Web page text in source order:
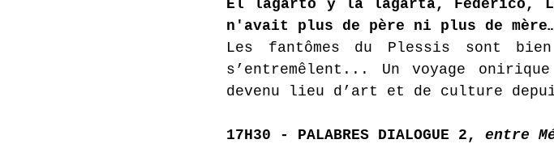
El lagarto y la lagarta, Federico,
n'avait plus de père ni plus de
Les fantômes du Plessis sont
s’entremêlent... Un voyage
devenu lieu d’art et de culture
17H30 - PALABRES DIALOGUE 2, entre